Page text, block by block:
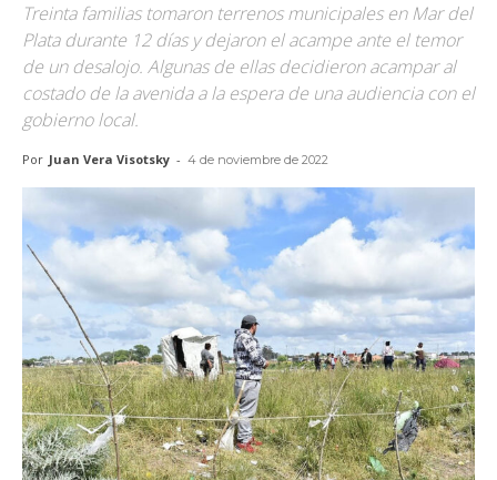
Treinta familias tomaron terrenos municipales en Mar del
Plata durante 12 días y dejaron el acampe ante el temor
de un desalojo. Algunas de ellas decidieron acampar al
costado de la avenida a la espera de una audiencia con el
gobierno local.
Por Juan Vera Visotsky - 4 de noviembre de 2022